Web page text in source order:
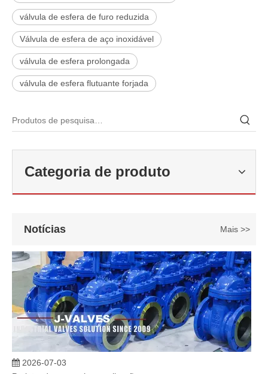
válvula de esfera de furo reduzida
Válvula de esfera de aço inoxidável
válvula de esfera prolongada
válvula de esfera flutuante forjada
Categoria de produto
Notícias Mais >>
J-VALVES fabrica válvula de esfera de alta temperatura em aço